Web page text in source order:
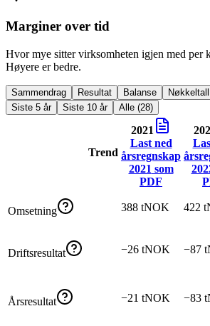
Marginer over tid
Hvor mye sitter virksomheten igjen med per
Høyere er bedre.
Sammendrag Resultat Balanse
Nøkkeltall
Siste 5 år
Siste 10 år Alle (28)
Trend
2021
Last ned
årsregnskap
2021 som
PDF
Omsetning 388 tNOK 422
Driftsresultat −26 tNOK −87
Årsresultat −21 tNOK −83